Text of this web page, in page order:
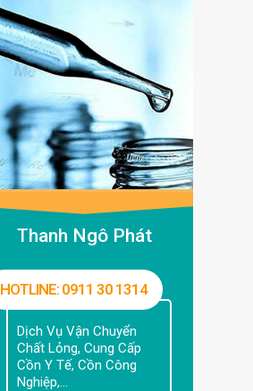
Thanh Ngô Phát
HOTLINE: 0911 30 1314
Dịch Vụ Vận Chuyển
Chất Lỏng, Cung Cấp
Cồn Y Tế, Cồn Công
Nghiệp,...